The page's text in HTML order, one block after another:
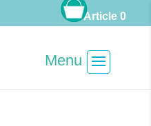
Article 0